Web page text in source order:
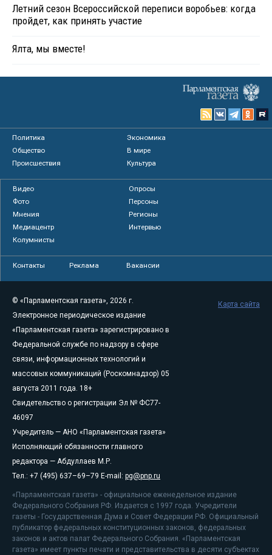
Летний сезон Всероссийской переписи воробьев: когда
пройдет, как принять участие
Ялта, мы вместе!
Политика
Экономика
Общество
В мире
Происшествия
Культура
Видео
Опросы
Фото
Персоны
Мнения
Регионы
Медиацентр
Интервью
Колумнисты
Контакты Реклама Вакансии
© «Парламентская газета», 2026 г.
Электронное периодическое издание
«Парламентская газета» зарегистрировано в
Федеральной службе по надзору в сфере
связи, информационных технологий и
массовых коммуникаций (Роскомнадзор) 05
августа 2011 года. 18+
Свидетельство о регистрации Эл № ФС77-
46097
Учредитель — АНО «Парламентская газета»
Исполняющий обязанности главного
редактора — Абдуллаев М.Р.
Тел.: +7 (495) 637–69–79 E-mail: pg@pnp.ru
«Парламентская газета» - официальное еженедельное издание
Федерального Собрания РФ. Издается с 1997 года. Учредители
газеты - Государственная Дума и Совет Федерации РФ. Официальный
публикатор федеральных конституционных законов, федеральных
законов и актов палат Федерального Собрания. «Парламентская
газета» имеет пункты печати и представительства в десяти субъектах
Карта сайта